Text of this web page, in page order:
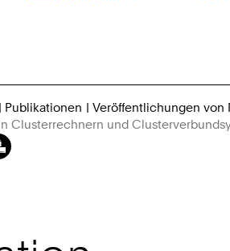
Publikationen
Veröffentlichungen von
Clusterrechnern und